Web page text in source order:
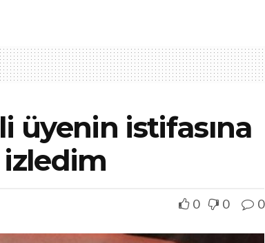
üyenin istifasına
izledim
0 0 0